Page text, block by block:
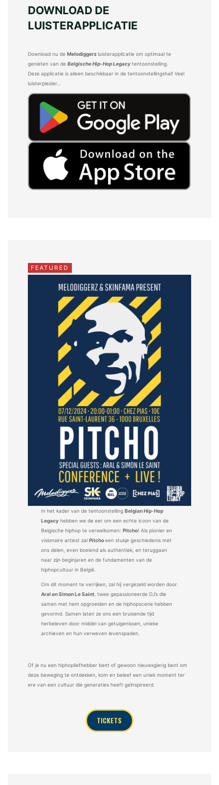
DOWNLOAD DE
LUISTERAPPLICATIE
Download nu deMelodiggerzluisterapplicatie om optimaal te
genieten van deBelgische Hip-Hop Legacy tentoonstelling.
Deze applicatie is alleen beschikbaar in de tentoonstellingshal! Veel
luisterplezier…
FEATURED
In het kader van de tentoonstelling Belgian Hip-Hop
Legacyhebben we de eer om een echte icoon van de
Belgische hiphop te verwelkomen: Pitcho! Als pionier en
visionaire artiest zal Pitchoeen stukje geschiedenis met
ons delen, even boeiend als authentiek, en teruggaan
naar zijn beginjaren en de fundamenten van de
hiphopcultuur in België.
Om dit moment te verrijken, zal hij vergezeld worden door
Aral en Simon Le Saint, twee gepassioneerde DJ’s die
samen met hem opgroeiden en de hiphopscene hebben
gevormd. Samen laten ze ons een bruisende tijd
herbeleven door middel van getuigenissen, unieke
archieven en hun verweven levenspaden.
Of je nu een hiphopliefhebber bent of gewoon nieuwsgierig bent om
deze beweging te ontdekken, kom en beleef een uniek moment ter
ere van een cultuur die generaties heeft geïnspireerd.
TICKETS